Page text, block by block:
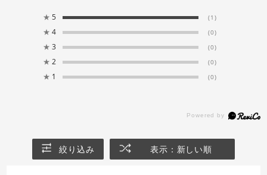
★ 5 (1)
★ 4 (0)
★ 3 (0)
★ 2 (0)
★ 1 (0)
絞り込み 表示：新しい順